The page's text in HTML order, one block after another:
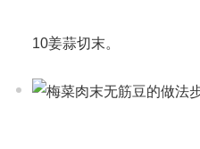
10姜蒜切末。